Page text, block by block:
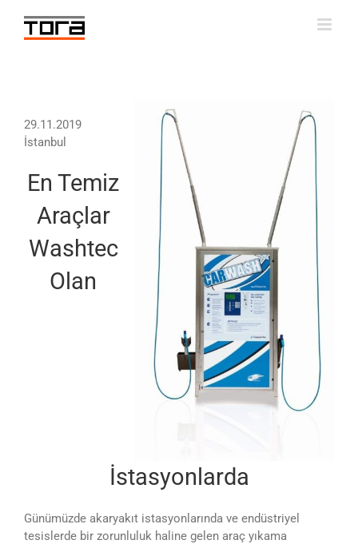
content
29.11.2019
İstanbul
En Temiz
Araçlar
Washtec
Olan
İstasyonlarda
Günümüzde akaryakıt istasyonlarında ve endüstriyel
tesislerde bir zorunluluk haline gelen araç yıkama